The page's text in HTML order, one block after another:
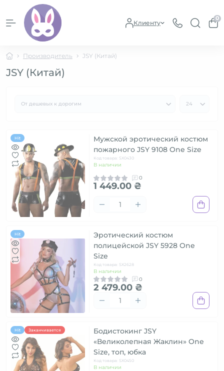
Клиенту
0
Производитель JSY (Китай)
JSY (Китай)
Hit
Мужской эротический костюм
пожарного JSY 9108 One Size
Код товара: SX0430
В наличии
0
1 449.00 ₴
Hit
Эротический костюм
полицейской JSY 5928 One
Size
Код товара: SX2628
В наличии
0
2 479.00 ₴
Hit Заканчивается
Бодистокинг JSY
«Великолепная Жаклин» One
Size, топ, юбка
Код товара: SX0450
В наличии